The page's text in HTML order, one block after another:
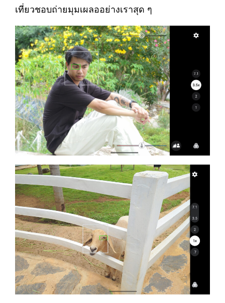
เที่ยวชอบถ่ายมุมเผลออย่างเราสุด ๆ